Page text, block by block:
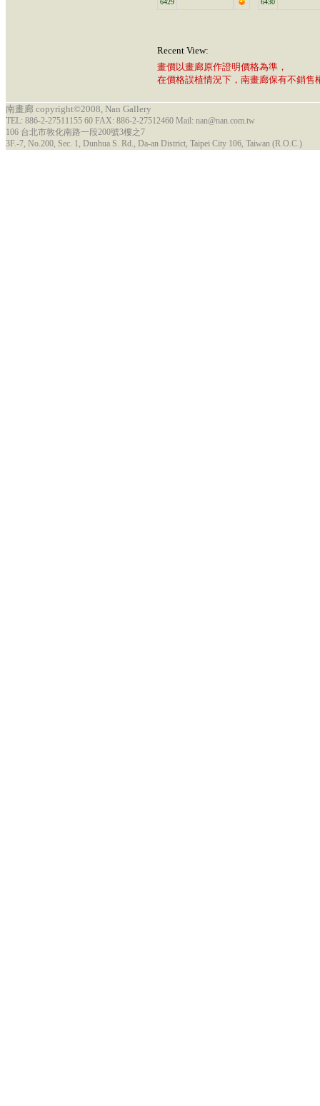
6429 6430
Recent View:
畫價以畫廊原作證明價格為準，
在價格誤植情況下，南畫廊保有不銷售
南畫廊 copyright©2008, Nan Gallery
TEL: 886-2-27511155 60 FAX: 886-2-27512460 Mail: nan@nan.com.tw
106 台北市敦化南路一段200號3樓之7
3F.-7, No.200, Sec. 1, Dunhua S. Rd., Da-an District, Taipei City 106, Taiwan (R.O.C.)